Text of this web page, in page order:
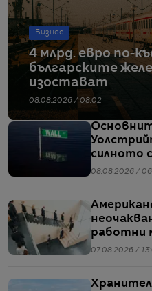
Бизнес
4 млрд. евро по-
българските
изостават
08.08.2026 / 08:02
силното
08.08.2026 /
работни
07.08.2026 /